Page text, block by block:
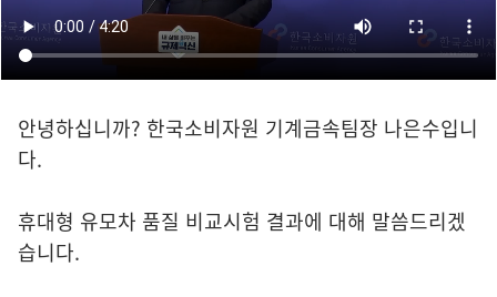
안녕하십니까? 한국소비자원 기계금속팀장 나은수입니
다.
휴대형 유모차 품질 비교시험 결과에 대해 말씀드리겠
습니다.